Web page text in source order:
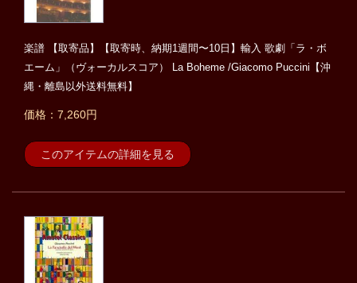
楽譜 【取寄品】【取寄時、納期1週間〜10日】輸入 歌劇「ラ・ボ
エーム」（ヴォーカルスコア） La Boheme /Giacomo Puccini【沖
縄・離島以外送料無料】
価格：7,260円
このアイテムの詳細を見る